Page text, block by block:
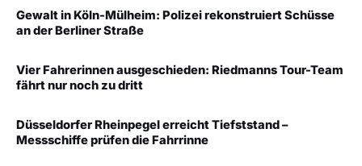
Gewalt in Köln-Mülheim: Polizei rekonstruiert Schüsse
an der Berliner Straße
Vier Fahrerinnen ausgeschieden: Riedmanns Tour-Team
fährt nur noch zu dritt
Düsseldorfer Rheinpegel erreicht Tiefststand –
Messschiffe prüfen die Fahrrinne